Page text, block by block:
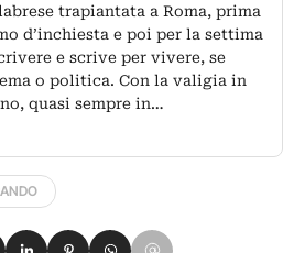
trapiantata a Roma, prima
d’inchiesta e poi per la settima
e scrive per vivere, se
o politica. Con la valigia in
quasi sempre in…
su Facebook
su X
Condividi su LinkedIn
Condividi su Pinterest
Condividi su WhatsApp
Condividi su Email